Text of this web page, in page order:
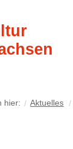
hier: Aktuelles